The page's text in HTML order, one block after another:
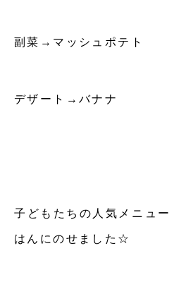
副菜→マッシュポテト
デザート→バナナ
子どもたちの人気メニュ
はんにのせました☆